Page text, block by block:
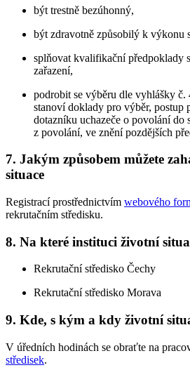
být trestně bezúhonný,
být zdravotně způsobilý k výkonu
splňovat kvalifikační předpoklady
zařazení,
podrobit se výběru dle vyhlášky č.
stanoví doklady pro výběr, postup
dotazníku uchazeče o povolání do
z povolání, ve znění pozdějších
7. Jakým způsobem můžete
situace
Registrací prostřednictvím webového
rekrutačním středisku.
8. Na které instituci životní
Rekrutační středisko Čechy
Rekrutační středisko Morava
9. Kde, s kým a kdy životní
V úředních hodinách se obraťte na
středisek.